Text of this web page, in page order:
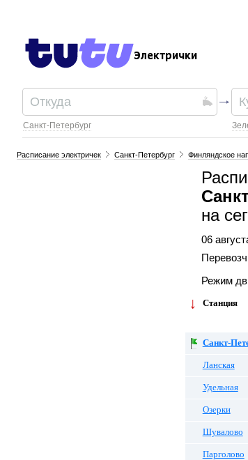
Электрички
Санкт-Петербург
Расписание электричек Санкт-Петербург Финляндское
на
06
Режим
Станция
Санкт-
Ланская
Удельная
Озерки
Шувалово
Парголово